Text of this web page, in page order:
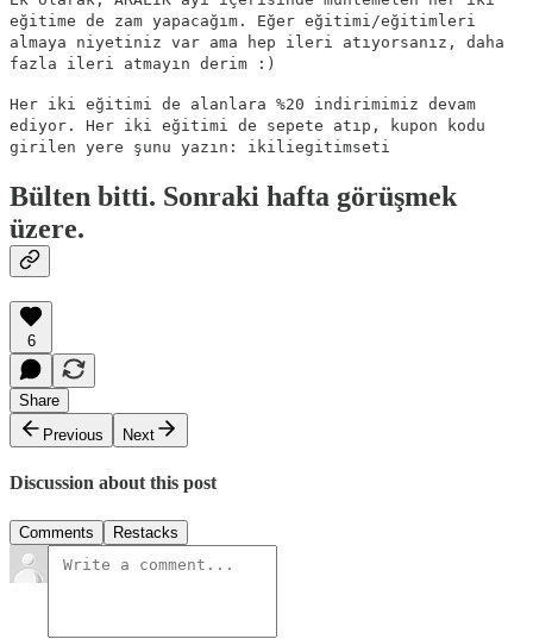
eğitime de zam yapacağım. Eğer eğitimi/eğitimleri
almaya niyetiniz var ama hep ileri atıyorsanız, daha
fazla ileri atmayın derim :)
Her iki eğitimi de alanlara %20 indirimimiz devam
ediyor. Her iki eğitimi de sepete atıp, kupon kodu
girilen yere şunu yazın: ikiliegitimseti
Bülten bitti. Sonraki hafta görüşmek
üzere.
6
Share
Previous
Next
Discussion about this post
Comments Restacks